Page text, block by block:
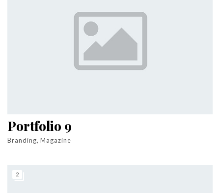
Portfolio 9
Branding, Magazine
2